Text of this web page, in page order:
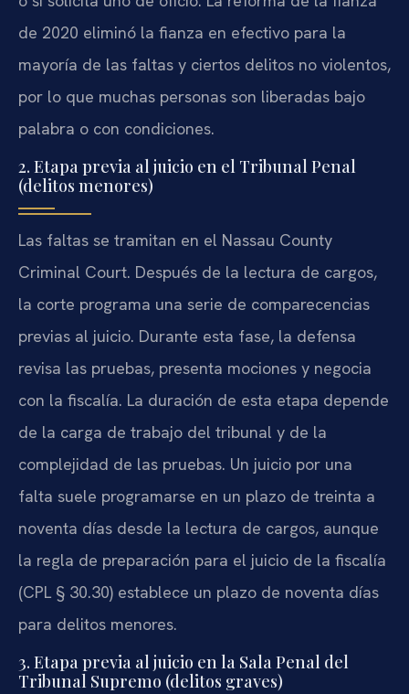
de 2020 eliminó la fianza en efectivo para la
mayoría de las faltas y ciertos delitos no violentos,
por lo que muchas personas son liberadas bajo
palabra o con condiciones.
2. Etapa previa al juicio en el Tribunal Penal
(delitos menores)
Las faltas se tramitan en el Nassau County
Criminal Court. Después de la lectura de cargos,
la corte programa una serie de comparecencias
previas al juicio. Durante esta fase, la defensa
revisa las pruebas, presenta mociones y negocia
con la fiscalía. La duración de esta etapa depende
de la carga de trabajo del tribunal y de la
complejidad de las pruebas. Un juicio por una
falta suele programarse en un plazo de treinta a
noventa días desde la lectura de cargos, aunque
la regla de preparación para el juicio de la fiscalía
(CPL § 30.30) establece un plazo de noventa días
para delitos menores.
3. Etapa previa al juicio en la Sala Penal del
Tribunal Supremo (delitos graves)